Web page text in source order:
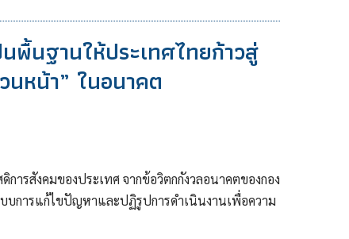
พื้นฐานให้ประเทศไทยก้าวสู่
นหน้า” ในอนาคต
ารสังคมของประเทศ จากข้อวิตกกังวลอนาคตของกอง
การแก้ไขปัญหาและปฏิรูปการดำเนินงานเพื่อความ